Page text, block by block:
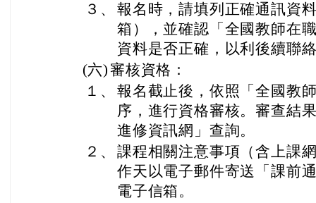
３、 報名時，請填列正確通訊資
箱），並確認「全國教師在
資料是否正確，以利後續聯
(六) 審核資格：
１、 報名截止後，依照「全國教
序，進行資格審核。審查結
進修資訊網」查詢。
２、 課程相關注意事項（含上課
作天以電子郵件寄送「課前
電子信箱。